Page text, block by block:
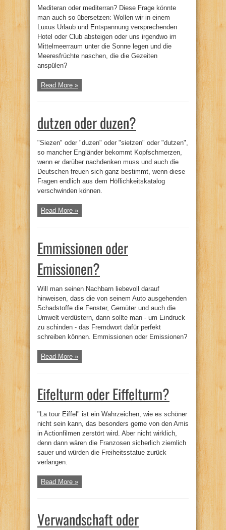
Mediteran oder mediterran? Diese Frage könnte
man auch so übersetzen: Wollen wir in einem
Luxus Urlaub und Entspannung versprechenden
Hotel oder Club absteigen oder uns irgendwo im
Mittelmeerraum unter die Sonne legen und die
Meeresfrüchte naschen, die die Gezeiten
anspülen?
Read More »
dutzen oder duzen?
"Siezen" oder "duzen" oder "sietzen" oder "dutzen",
so mancher Engländer bekommt Kopfschmerzen,
wenn er darüber nachdenken muss und auch die
Deutschen freuen sich ganz bestimmt, wenn diese
Fragen endlich aus dem Höflichkeitskatalog
verschwinden können.
Read More »
Emmissionen oder
Emissionen?
Will man seinen Nachbarn liebevoll darauf
hinweisen, dass die von seinem Auto ausgehenden
Schadstoffe die Fenster, Gemüter und auch die
Umwelt verdüstern, dann sollte man - um Eindruck
zu schinden - das Fremdwort dafür perfekt
schreiben können. Emmissionen oder Emissionen?
Read More »
Eifelturm oder Eiffelturm?
"La tour Eiffel" ist ein Wahrzeichen, wie es schöner
nicht sein kann, das besonders gerne von den Amis
in Actionfilmen zerstört wird. Aber nicht wirklich,
denn dann wären die Franzosen sicherlich ziemlich
sauer und würden die Freiheitsstatue zurück
verlangen.
Read More »
Verwandschaft oder